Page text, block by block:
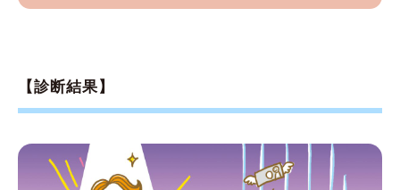
【診断結果】